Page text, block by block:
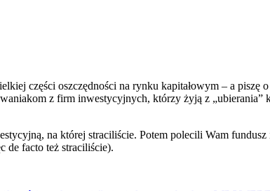
części oszczędności na rynku kapitałowym – a piszę
z firm inwestycyjnych, którzy żyją z
na której straciliście. Potem polecili Wam
de facto też straciliście).